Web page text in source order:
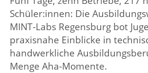
Schüler:innen: Die
MINT-Labs Regensburg bot
praxisnahe Einblicke in
handwerkliche
Menge Aha-Momente.